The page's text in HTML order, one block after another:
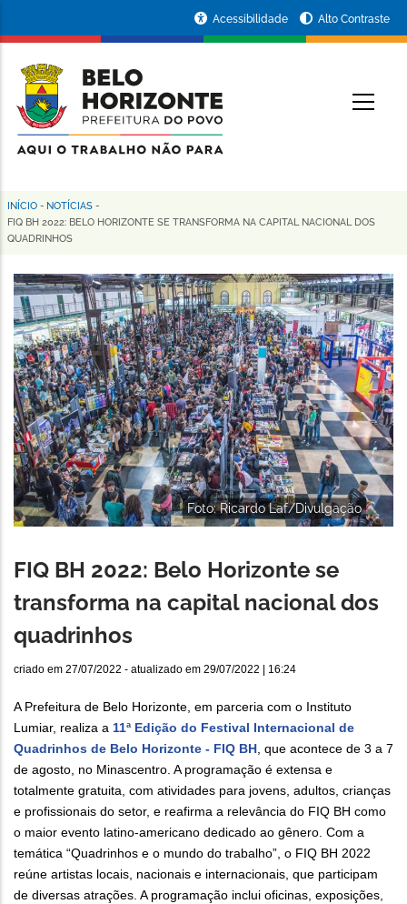
conteúdo
principal
da
Prefeitura
de
Horizonte
Acessibilidade Alto Contraste
Trilha
de
navegação
INÍCIO - NOTÍCIAS -
FIQ BH 2022: BELO HORIZONTE SE TRANSFORMA NA CAPITAL NACIONAL DOS
QUADRINHOS
Foto: Ricardo Laf/Divulgação
FIQ BH 2022: Belo Horizonte se
transforma na capital nacional dos
quadrinhos
criado em 27/07/2022 - atualizado em 29/07/2022 | 16:24
A Prefeitura de Belo Horizonte, em parceria com o Instituto
Lumiar, realiza a 11ª Edição do Festival Internacional de
Quadrinhos de Belo Horizonte - FIQ BH, que acontece de 3 a 7
de agosto, no Minascentro. A programação é extensa e
totalmente gratuita, com atividades para jovens, adultos, crianças
e profissionais do setor, e reafirma a relevância do FIQ BH como
o maior evento latino-americano dedicado ao gênero. Com a
temática “Quadrinhos e o mundo do trabalho”, o FIQ BH 2022
reúne artistas locais, nacionais e internacionais, que participam
de diversas atrações. A programação inclui oficinas, exposições,